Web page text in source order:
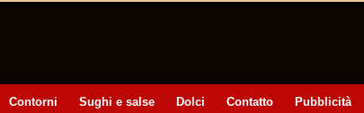
Contorni Sughi e salse Dolci Contatto Pubblicità